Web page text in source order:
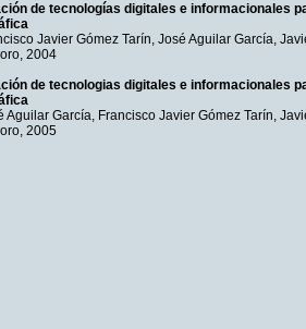
de tecnologías digitales e informacionales
Javier Gómez Tarín, José Aguilar García,
, 2004
de tecnologias digitales e informacionales
Aguilar García, Francisco Javier Gómez Tarín,
, 2005